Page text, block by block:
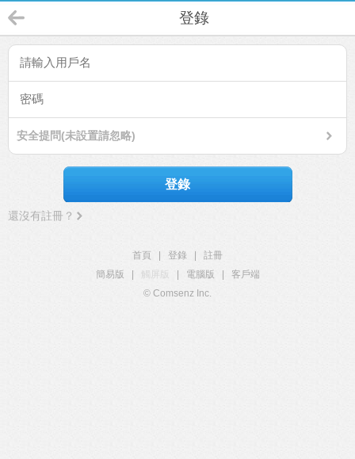
登錄
安全提問(未設置請忽略)
登錄
還沒有註冊？
首頁 登錄
註冊
簡易版
觸屏版 電腦版
客戶端
© Comsenz Inc.